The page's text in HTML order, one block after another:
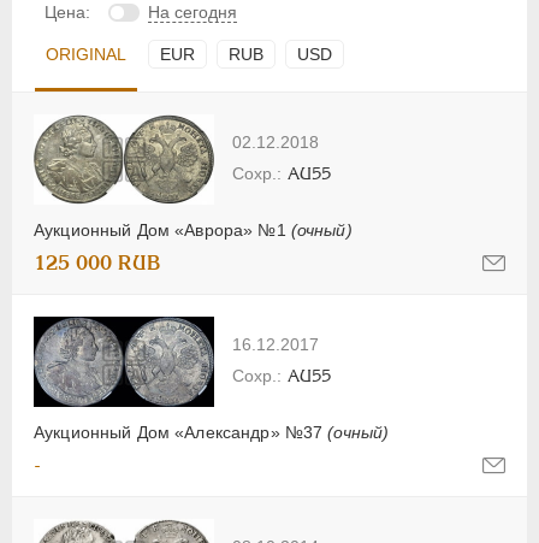
Цена: На сегодня
ORIGINAL EUR RUB USD
02.12.2018
Аукционный Дом «Аврора» №1 (очный)
AU55
125 000 RUB
16.12.2017
Аукционный Дом «Александр» №37(очный)
AU55
-